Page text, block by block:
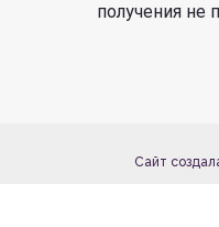
получения не
Сайт